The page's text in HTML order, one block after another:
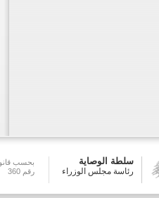
سلطة الوصاية
رئاسة مجلس الوزراء
بحسب
رقم 360